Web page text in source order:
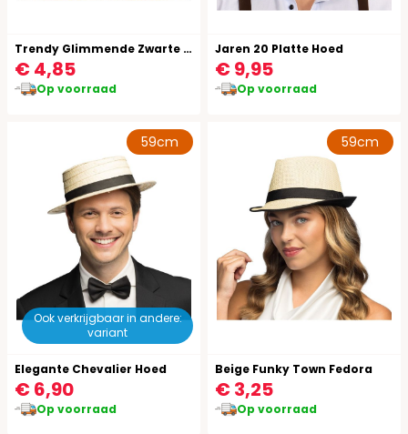
Trendy Glimmende Zwarte Hoge Hoed
€ 4,85
Op voorraad
Jaren 20 Platte Hoed
€ 9,95
Op voorraad
Ook verkrijgbaar in andere:
variant
59cm
Elegante Chevalier Hoed
€ 6,90
Op voorraad
59cm
Beige Funky Town Fedora
€ 3,25
Op voorraad